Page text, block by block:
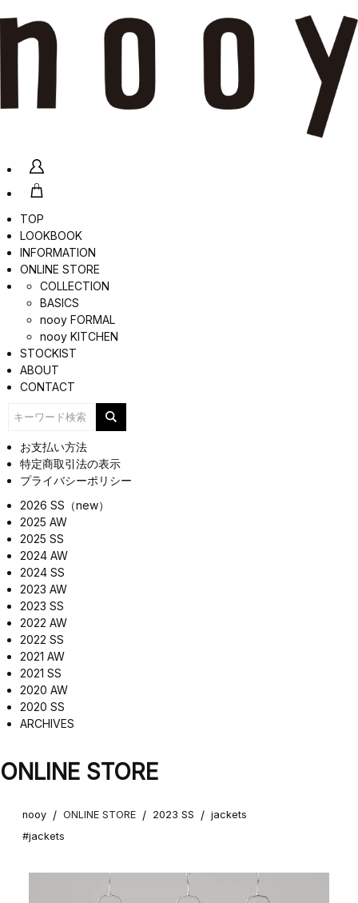
TOP
LOOKBOOK
INFORMATION
ONLINE STORE
COLLECTION
BASICS
nooy FORMAL
nooy KITCHEN
STOCKIST
ABOUT
CONTACT
お支払い方法
特定商取引法の表示
プライバシーポリシー
2026 SS（new）
2025 AW
2025 SS
2024 AW
2024 SS
2023 AW
2023 SS
2022 AW
2022 SS
2021 AW
2021 SS
2020 AW
2020 SS
ARCHIVES
ONLINE STORE
nooy / ONLINE STORE / 2023 SS / jackets
#jackets